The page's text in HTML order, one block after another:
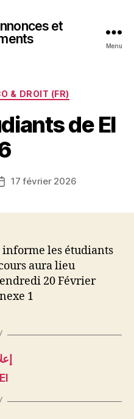
et
Menu
& DROIT (FR)
de EI
17 février 2026
informe les étudiants
aura lieu
20 Février
1